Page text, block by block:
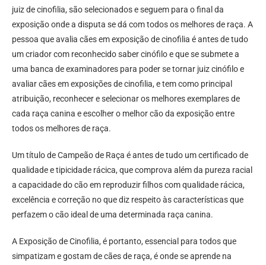
juiz de cinofilia, são selecionados e seguem para o final da
exposição onde a disputa se dá com todos os melhores de raça. A
pessoa que avalia cães em exposição de cinofilia é antes de tudo
um criador com reconhecido saber cinófilo e que se submete a
uma banca de examinadores para poder se tornar juiz cinófilo e
avaliar cães em exposições de cinofilia, e tem como principal
atribuição, reconhecer e selecionar os melhores exemplares de
cada raça canina e escolher o melhor cão da exposição entre
todos os melhores de raça.
Um título de Campeão de Raça é antes de tudo um certificado de
qualidade e tipicidade rácica, que comprova além da pureza racial
a capacidade do cão em reproduzir filhos com qualidade rácica,
excelência e correção no que diz respeito às características que
perfazem o cão ideal de uma determinada raça canina.
A Exposição de Cinofilia, é portanto, essencial para todos que
simpatizam e gostam de cães de raça, é onde se aprende na